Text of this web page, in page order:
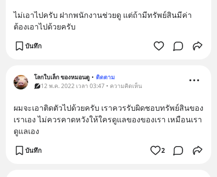
ไม่เอาไปครับ ฝากพนักงานช่วยดู แต่ถ้ามีทรัพย์สินมีค่า
ต้องเอาไปด้วยครับ
บันทึก
โลกใบเล็ก ของหมอนตู • ติดตาม
12 พ.ค. 2022 เวลา 03:47 • ความคิดเห็น
ผมจะเอาติดตัวไปด้วยครับ เราควรรับผิดชอบทรัพย์สินของ
เราเอง ไม่ควรคาดหวังให้ใครดูแลของของเรา เหมือนเรา
ดูแลเอง
บันทึก 2